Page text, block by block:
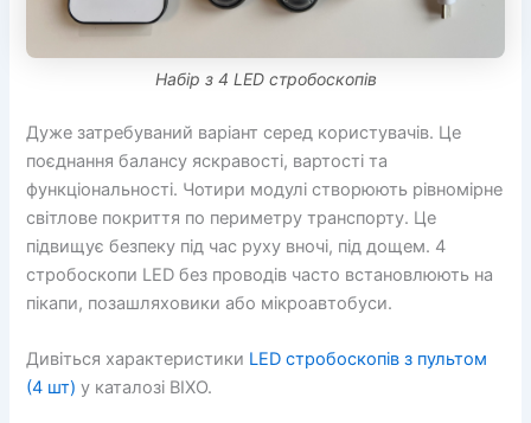
Набір з 4 LED стробоскопів
Дуже затребуваний варіант серед користувачів. Це
поєднання балансу яскравості, вартості та
функціональності. Чотири модулі створюють рівномірне
світлове покриття по периметру транспорту. Це
підвищує безпеку під час руху вночі, під дощем. 4
стробоскопи LED без проводів часто встановлюють на
пікапи, позашляховики або мікроавтобуси.
Дивіться характеристики LED стробоскопів з пультом
(4 шт) у каталозі BIXO.